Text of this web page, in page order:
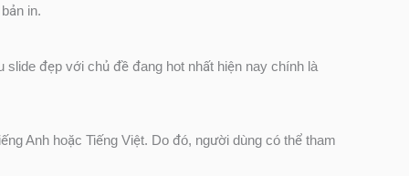
in.
đẹp với chủ đề đang hot nhất hiện nay chính là
Anh hoặc Tiếng Việt. Do đó, người dùng có thể tham